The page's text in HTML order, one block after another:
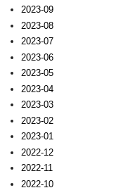
2023-09
2023-08
2023-07
2023-06
2023-05
2023-04
2023-03
2023-02
2023-01
2022-12
2022-11
2022-10